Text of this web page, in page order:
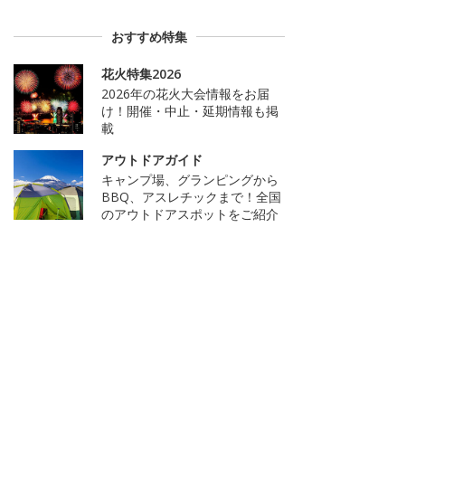
おすすめ特集
花火特集2026
2026年の花火大会情報をお届
け！開催・中止・延期情報も掲
載
アウトドアガイド
キャンプ場、グランピングから
BBQ、アスレチックまで！全国
のアウトドアスポットをご紹介